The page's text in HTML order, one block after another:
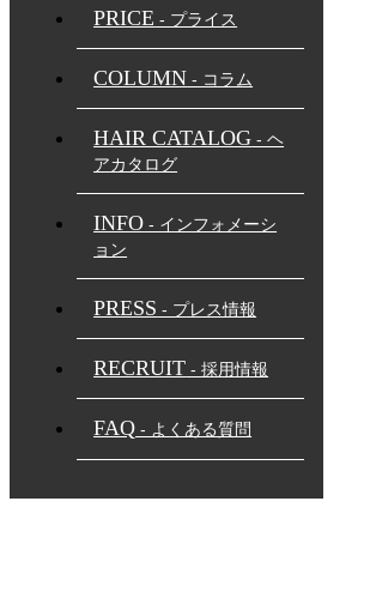
PRICE - プライス
COLUMN - コラム
HAIR CATALOG - ヘ
アカタログ
INFO - インフォメーシ
ョン
PRESS - プレス情報
RECRUIT - 採用情報
FAQ - よくある質問